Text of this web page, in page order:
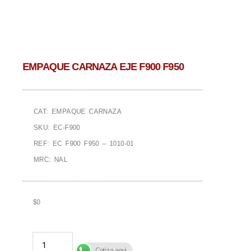
EMPAQUE CARNAZA EJE F900 F950
CAT: EMPAQUE CARNAZA
SKU: EC-F900
REF: EC F900 F950 – 1010-01
MRC: NAL
$0